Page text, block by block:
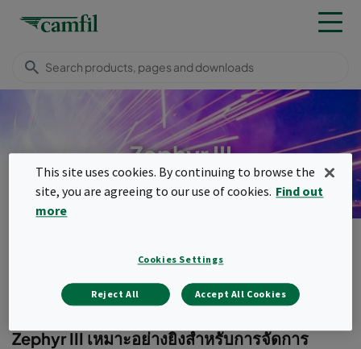
Zephyr III
Zephyr III
Zephyr III เหมาะอย่างยิ่งสำหรับการจัดการ
This site uses cookies. By continuing to browse the
site, you are agreeing to our use of cookies. Find out
more
Cookies Settings
Reject All Accept All Cookies